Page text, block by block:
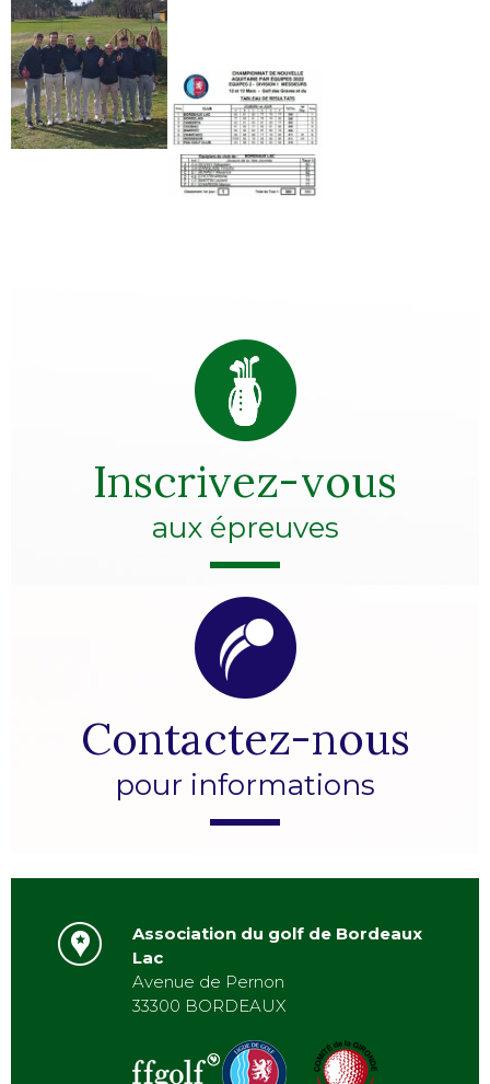
Inscrivez-vous
aux épreuves
Contactez-nous
pour informations
Association du golf de Bordeaux
Lac
Avenue de Pernon
33300 BORDEAUX